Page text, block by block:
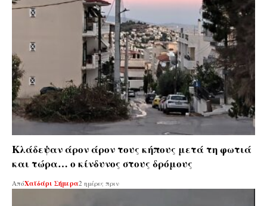
Κλάδεψαν άρον άρον τους κήπους μετά τη φωτιά
και τώρα… ο κίνδυνος στους δρόμους
ΑπόΧαϊδάρι Σήμερα2 ημέρες πριν